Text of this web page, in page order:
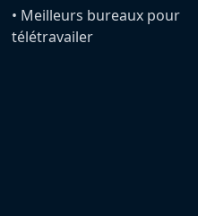
•️ Meilleurs bureaux pour
télétravailer